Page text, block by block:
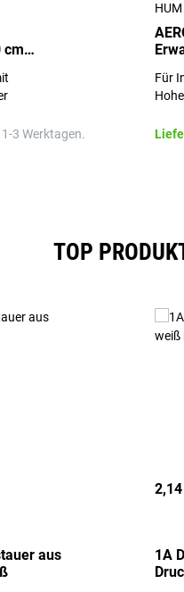
cm
3 Werktagen.
Für
TOP
aus
1A